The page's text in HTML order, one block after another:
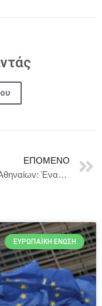
ΕΠΌΜΕΝΟ
Δήμος Αθηναίων: Ένας χρόνος λειτουργίας του Γραφείου Αντιμετώπισης Ενεργειακής Φτώχειας
ΕΥΡΩΠΑΪΚΉ ΈΝΩΣΗ